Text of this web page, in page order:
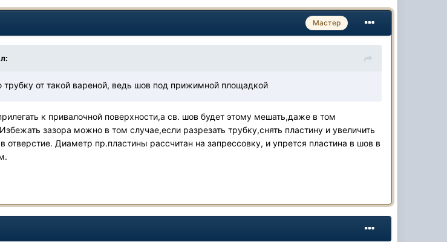
Мастер
от такой вареной, ведь шов под прижимной площадкой
к привалочной поверхности,а св. шов будет этому мешать,даже в том
зазора можно в том случае,если разрезать трубку,снять пластину и увеличить
Диаметр пр.пластины рассчитан на запрессовку, и упрется пластина в шов в